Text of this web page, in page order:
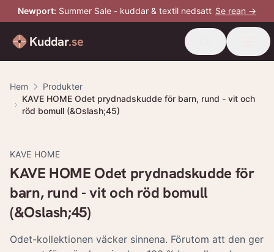
Newport: Summer Sale - kuddar & textil nedsatt Se rean →
Kuddar.se
Hem
Produkter
KAVE HOME Odet prydnadskudde för barn, rund - vit och
röd bomull (&Oslash;45)
KAVE HOME
KAVE HOME Odet prydnadskudde för
barn, rund - vit och röd bomull
(&Oslash;45)
Odet-kollektionen väcker sinnena. Förutom att den ger